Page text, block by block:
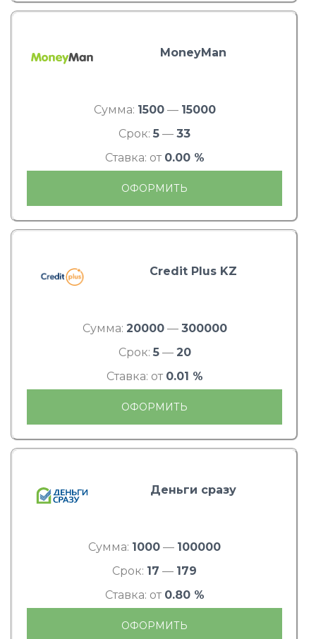
MoneyMan
Сумма: 1500— 15000
Срок: 5 — 33
Ставка: от 0.00 %
ОФОРМИТЬ
Credit Plus KZ
Сумма: 20000— 300000
Срок: 5— 20
Ставка: от 0.01 %
ОФОРМИТЬ
Деньги сразу
Сумма: 1000 — 100000
Срок: 17 — 179
Ставка: от 0.80 %
ОФОРМИТЬ